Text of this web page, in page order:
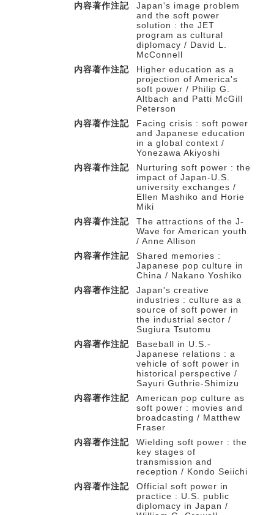
内容著作注記
Japan's image problem
and the soft power
solution : the JET
program as cultural
diplomacy / David L.
McConnell
内容著作注記
Higher education as a
projection of America's
soft power / Philip G.
Altbach and Patti McGill
Peterson
内容著作注記
Facing crisis : soft power
and Japanese education
in a global context /
Yonezawa Akiyoshi
内容著作注記
Nurturing soft power : the
impact of Japan-U.S.
university exchanges /
Ellen Mashiko and Horie
Miki
内容著作注記
The attractions of the J-
Wave for American youth
/ Anne Allison
内容著作注記
Shared memories :
Japanese pop culture in
China / Nakano Yoshiko
内容著作注記
Japan's creative
industries : culture as a
source of soft power in
the industrial sector /
Sugiura Tsutomu
内容著作注記
Baseball in U.S.-
Japanese relations : a
vehicle of soft power in
historical perspective /
Sayuri Guthrie-Shimizu
内容著作注記
American pop culture as
soft power : movies and
broadcasting / Matthew
Fraser
内容著作注記
Wielding soft power : the
key stages of
transmission and
reception / Kondo Seiichi
内容著作注記
Official soft power in
practice : U.S. public
diplomacy in Japan /